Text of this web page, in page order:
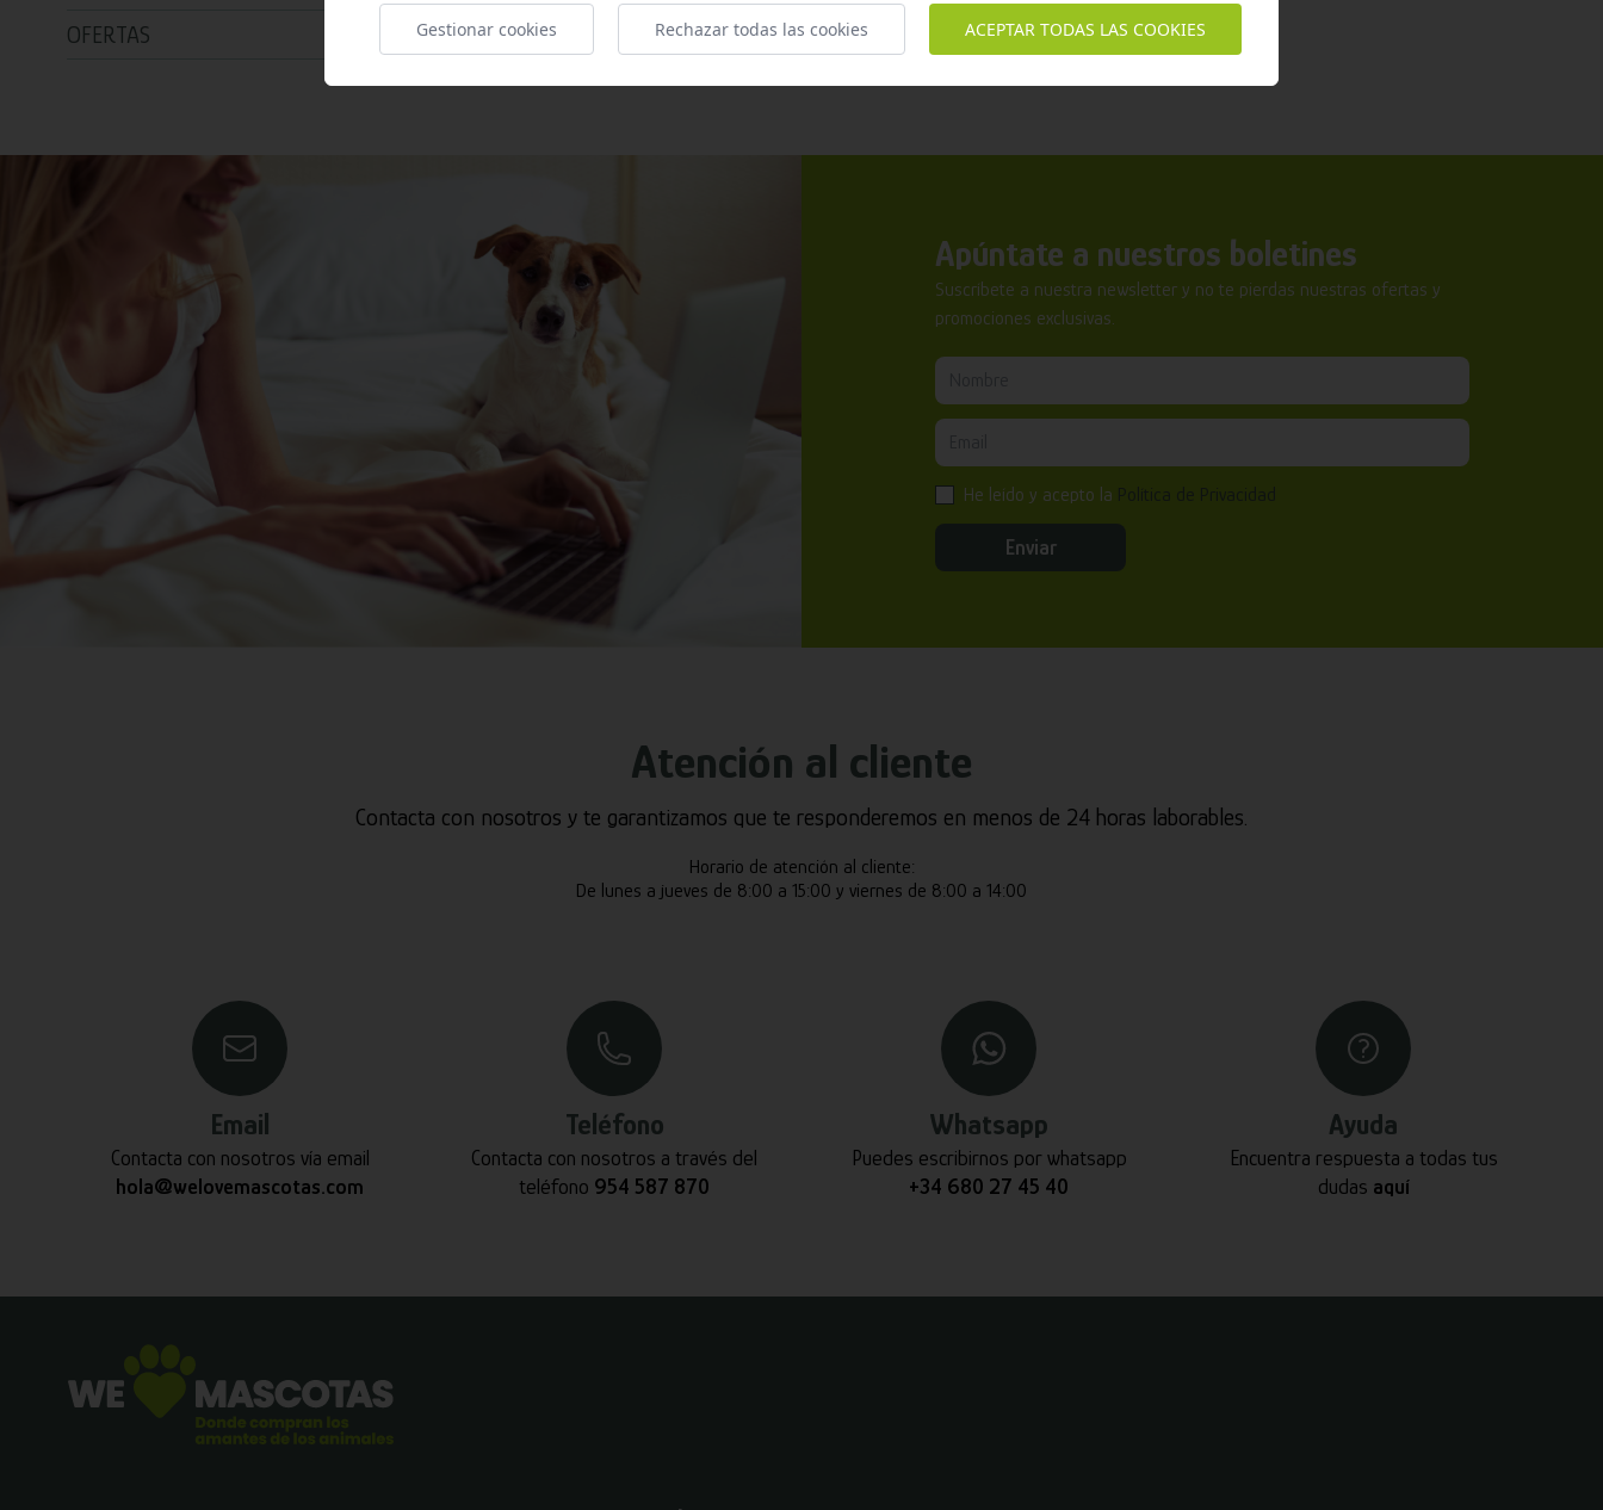
OFERTAS
Apúntate a nuestros boletines
Suscríbete a nuestra newsletter y no te pierdas nuestras ofertas y
promociones exclusivas.
He leído y acepto la
Enviar
Atención al cliente
Contacta con nosotros y te garantizamos que te responderemos en menos de 24 horas laborables.
Horario de atención al cliente:
De lunes a jueves de 8:00 a 15:00 y viernes de 8:00 a 14:00
Email
Contacta con nosotros vía email
hola@welovemascotas.com
Teléfono
Contacta con nosotros a través del
teléfono 954 587 870
Whatsapp
Puedes escribirnos por whatsapp
+34 680 27 45 40
Ayuda
Encuentra respuesta a todas tus
dudas aquí
Gestionar cookies Rechazar todas las cookies ACEPTAR TODAS LAS COOKIES